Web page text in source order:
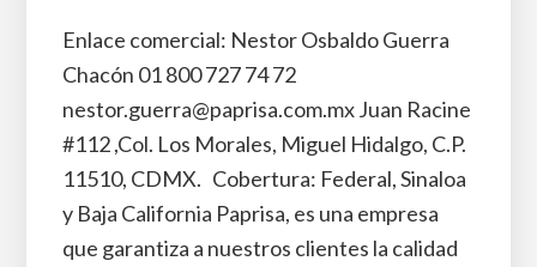
Enlace comercial: Nestor Osbaldo Guerra
Chacón 01 800 727 74 72
nestor.guerra@paprisa.com.mx Juan Racine
#112 ,Col. Los Morales, Miguel Hidalgo, C.P.
11510, CDMX. Cobertura: Federal, Sinaloa
y Baja California Paprisa, es una empresa
que garantiza a nuestros clientes la calidad